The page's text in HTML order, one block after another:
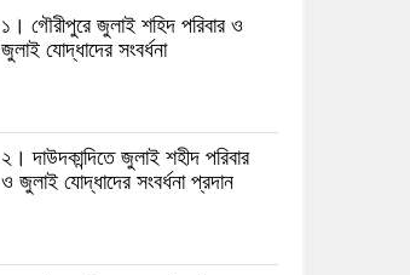
১। গৌরীপুরে জুলাই শহিদ পরিবার ও
জুলাই যোদ্ধাদের সংবর্ধনা
২। দাউদকান্দিতে জুলাই শহীদ পরিবার
ও জুলাই যোদ্ধাদের সংবর্ধনা প্রদান